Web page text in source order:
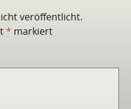
veröffentlicht.
* markiert